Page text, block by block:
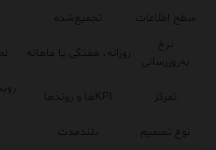
سطح اطلاعات
تجمیع‌شده
نرخ
به‌روزرسانی
روزانه، هفتگی یا ماهانه
تمرکز KPIها و روندها
نوع تصمیم
بلندمدت